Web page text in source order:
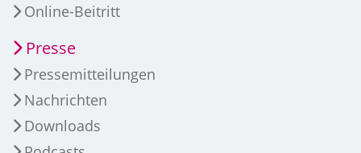
Online-Beitritt
Presse
Pressemitteilungen
Nachrichten
Downloads